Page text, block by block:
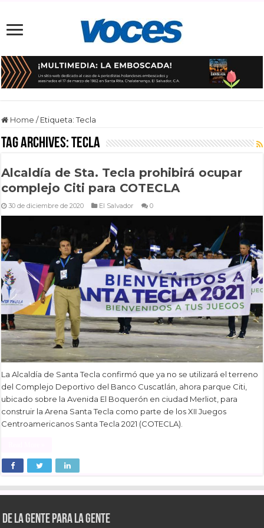
Home / Etiqueta:Tecla
Tag Archives:Tecla
Alcaldía de Sta. Tecla prohibirá ocupar
complejo Citi para COTECLA
30 de diciembre de 2020 El Salvador 0
La Alcaldía de Santa Tecla confirmó que ya no se utilizará el terreno
del Complejo Deportivo del Banco Cuscatlán, ahora parque Citi,
ubicado sobre la Avenida El Boquerón en ciudad Merliot, para
construir la Arena Santa Tecla como parte de los XII Juegos
Centroamericanos Santa Tecla 2021 (COTECLA).
De la gente para la gente